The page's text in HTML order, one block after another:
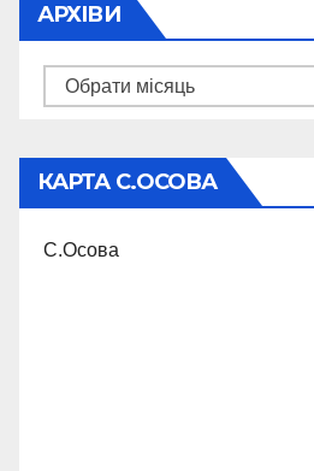
АРХІВИ
Архіви
КАРТА С.ОСОВА
С.Осова